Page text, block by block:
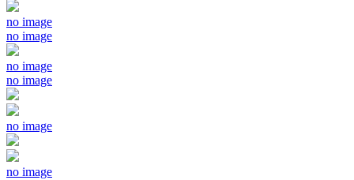
no image
no image
no image
no image
no image
no image